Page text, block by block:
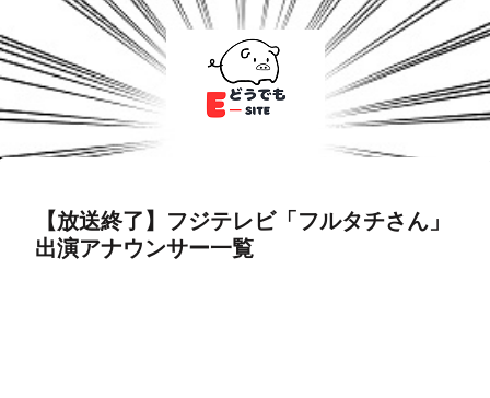
【放送終了】フジテレビ「フルタチさん」
出演アナウンサー一覧